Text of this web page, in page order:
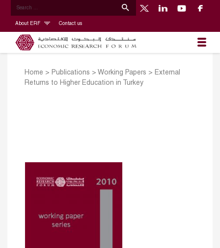
About ERF Contact us
Home > Publications > Working Papers > External
Returns to Higher Education in Turkey